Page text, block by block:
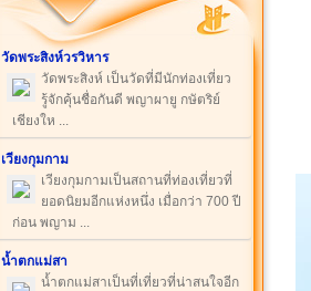
วัดพระสิงห์วรวิหาร
วัดพระสิงห์ เป็นวัดที่มีนักท่องเที่ยว
รู้จักคุ้นชื่อกันดี พญาผายู กษัตริย์
เชียงให ...
เวียงกุมกาม
เวียงกุมกามเป็นสถานที่ท่องเที่ยวที่
ยอดนิยมอีกแห่งหนึ่ง เมื่อกว่า 700 ปี
ก่อน พญาม ...
น้ำตกแม่สา
น้ำตกแม่สาเป็นที่เที่ยวที่น่าสนใจอีก